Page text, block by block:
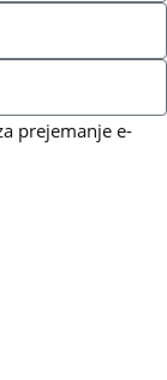
prejemanje e-